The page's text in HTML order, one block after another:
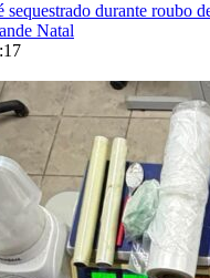
sequestrado durante roubo
Natal